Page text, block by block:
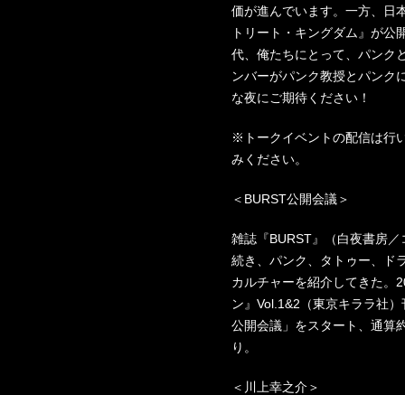
価が進んでいます。一方、日
トリート・キングダム』が公
代、俺たちにとって、パンク
ンバーがパンク教授とパンク
な夜にご期待ください！
※トークイベントの配信は行
みください。
＜BURST公開会議＞
雑誌『BURST』（白夜書房
続き、パンク、タトゥー、ド
カルチャーを紹介してきた。
ン』Vol.1&2（東京キララ社
公開会議」をスタート、通算
り。
＜川上幸之介＞